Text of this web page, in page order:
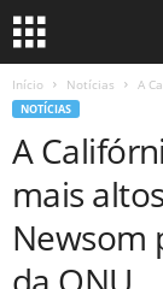
Início Notícias A
NOTÍCIAS
A
mais
Newsom